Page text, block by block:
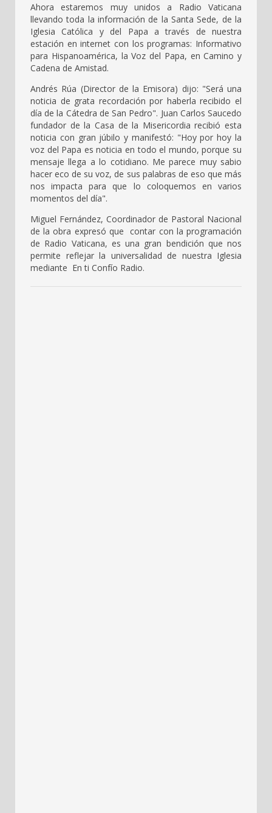
Ahora estaremos muy unidos a Radio Vaticana
llevando toda la información de la Santa Sede, de la
Iglesia Católica y del Papa a través de nuestra
estación en internet con los programas: Informativo
para Hispanoamérica, la Voz del Papa, en Camino y
Cadena de Amistad.
Andrés Rúa (Director de la Emisora) dijo: "Será una
noticia de grata recordación por haberla recibido el
día de la Cátedra de San Pedro". Juan Carlos Saucedo
fundador de la Casa de la Misericordia recibió esta
noticia con gran júbilo y manifestó: "Hoy por hoy la
voz del Papa es noticia en todo el mundo, porque su
mensaje llega a lo cotidiano. Me parece muy sabio
hacer eco de su voz, de sus palabras de eso que más
nos impacta para que lo coloquemos en varios
momentos del día".
Miguel Fernández, Coordinador de Pastoral Nacional
de la obra expresó que contar con la programación
de Radio Vaticana, es una gran bendición que nos
permite reflejar la universalidad de nuestra Iglesia
mediante En ti Confío Radio.